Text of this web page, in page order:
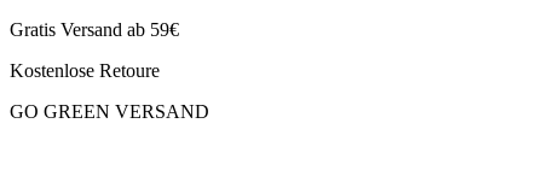
Zum
springen
Gratis Versand ab 59€
Kostenlose Retoure
GO GREEN VERSAND